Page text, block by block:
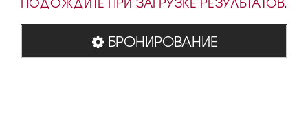
БРОНИРОВАНИЕ